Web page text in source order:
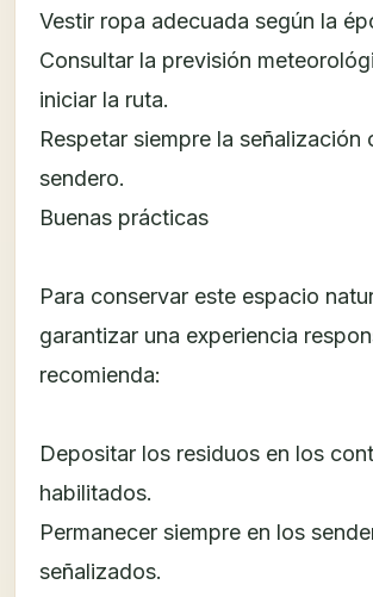
Vestir ropa adecuada según la
Consultar la previsión
iniciar la ruta.
Respetar siempre la señalización
sendero.
Buenas prácticas
Para conservar este espacio
garantizar una experiencia
recomienda:
Depositar los residuos en los
habilitados.
Permanecer siempre en los
señalizados.